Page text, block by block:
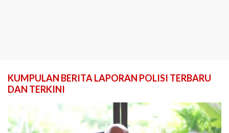
KUMPULAN BERITA LAPORAN POLISI TERBARU
DAN TERKINI